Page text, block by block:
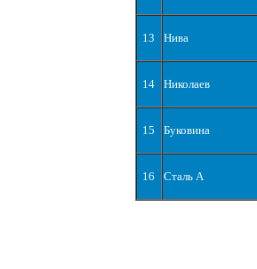
13 Нива
14 Николаев
15 Буковина
16 Сталь А